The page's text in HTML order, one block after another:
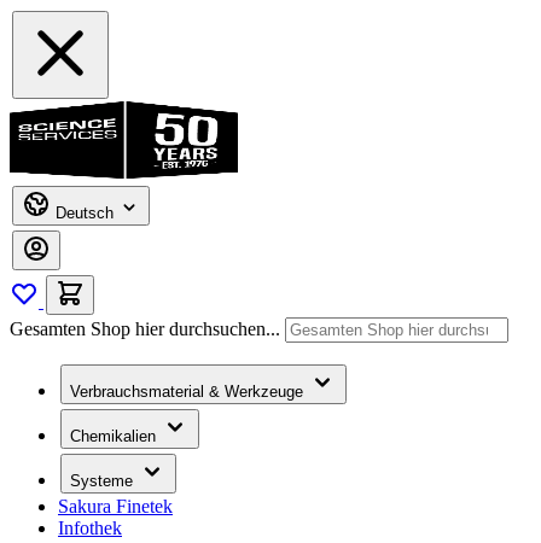
Deutsch
Gesamten Shop hier durchsuchen...
Verbrauchsmaterial & Werkzeuge
Chemikalien
Systeme
Sakura Finetek
Infothek